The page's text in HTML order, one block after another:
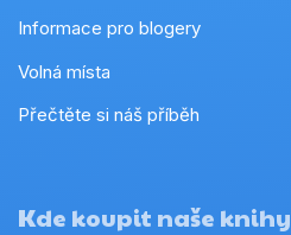
Informace pro blogery
Volná místa
Přečtěte si náš příběh
Kde koupit naše knihy